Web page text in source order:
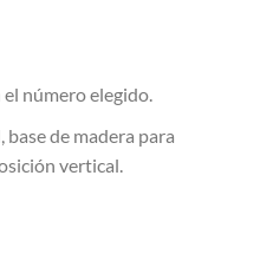
número elegido.
de madera para
vertical.